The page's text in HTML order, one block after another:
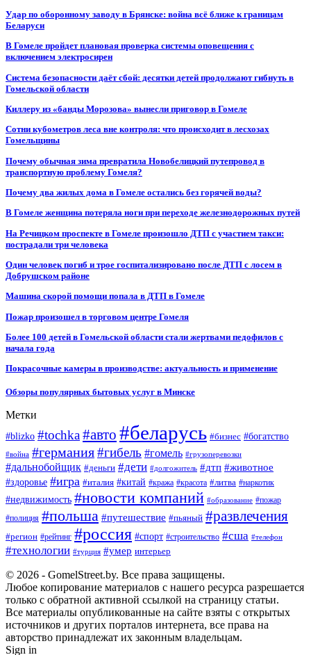
Удар по оборонному заводу в Брянске: война всё ближе к границам
Беларуси
В Гомеле пройдет плановая проверка системы оповещения с
включением электросирен
Система безопасности даёт сбой: десятки детей продолжают гибнуть в
Гомельской области
Киллеру из «банды Морозова» вынесли приговор в Гомеле
Сотни кубометров леса вне контроля: что происходит в лесхозах
Гомельщины
Почему обычная зима превратила Новобелицкий путепровод в
транспортную проблему Гомеля?
Почему два жилых дома в Гомеле остались без горячей воды?
В Гомеле женщина потеряла ноги при переходе железнодорожных путей
На Речицком проспекте в Гомеле произошло ДТП с участием такси:
пострадали три человека
Один человек погиб и трое госпитализировано после ДТП с лосем в
Добрушском районе
Машина скорой помощи попала в ДТП в Гомеле
Пожар произошел в торговом центре Гомеля
Более 100 детей в Гомельской области стали жертвами педофилов с
начала года
Покрасочные камеры в производстве: актуальность и применение
Обзоры популярных бытовых услуг в Минске
Метки
#blizko #tochka#авто #беларусь #бизнес #богатство
#война #германия#гибель #гомель #грузоперевозки
#дальнобойщик #деньги #дети #долгожитель #дтп #животное
#здоровье #игра #италия #китай #кража #красота #литва #наркотик
#недвижимость #новости компаний #образование #пожар
#полиция #польша #путешествие #пьяный #развлечения
#регион #рейтинг #россия #спорт #строительство #сша #телефон
#технологии #турция #умер интерьер
© 2026 - GomelStreet.by. Все права защищены.
Любое копирование материалов с нашего ресурса разрешается
только с обратной активной ссылкой на страницу статьи.
Все материалы опубликованные на сайте взяты с открытых
источников и других порталов интернета, все права на
авторство принадлежат их законным владельцам.
Sign in